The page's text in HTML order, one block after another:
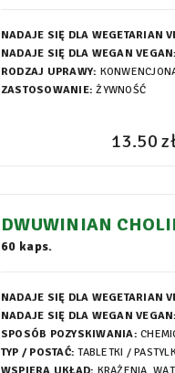
NADAJE SIĘ DLA WEGETARIAN
NADAJE SIĘ DLA WEGAN VEGAN:
RODZAJ UPRAWY:
ZASTOSOWANIE: ŻYWNOŚĆ
13.50 zł
DWUWINIAN
(+) BITARTRATE)
60 kaps.
NADAJE SIĘ DLA WEGETARIAN
NADAJE SIĘ DLA WEGAN VEGAN:
SPOSÓB POZYSKIWANIA:
TYP / POSTAĆ: TABLETKI /